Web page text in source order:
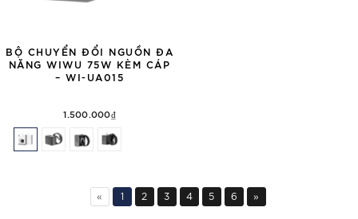
BỘ CHUYỂN ĐỔI NGUỒN ĐA
NĂNG WIWU 75W KÈM CÁP
– WI-UA015
1.500.000₫
« 1 2 3 4 5 6 »